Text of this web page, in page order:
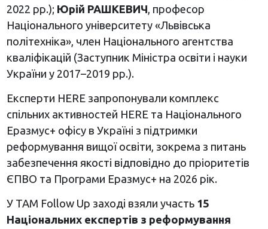
2022 рр.); Юрій РАШКЕВИЧ, професор
Національного університету «Львівська
політехніка», член Національного агентства
кваліфікацій (Заступник Міністра освіти і науки
України у 2017–2019 рр.).
Експерти HERE запропонували комплекс
спільних активностей HERE та Національного
Еразмус+ офісу в Україні з підтримки
реформування вищої освіти, зокрема з питань
забезпечення якості відповідно до пріоритетів
ЄПВО та Програми Еразмус+ на 2026 рік.
У TAM Follow Up заході взяли участь 15
Національних експертів з реформування